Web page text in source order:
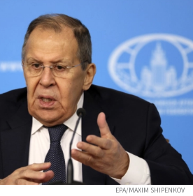
EPA/MAXIM SHIPENKOV